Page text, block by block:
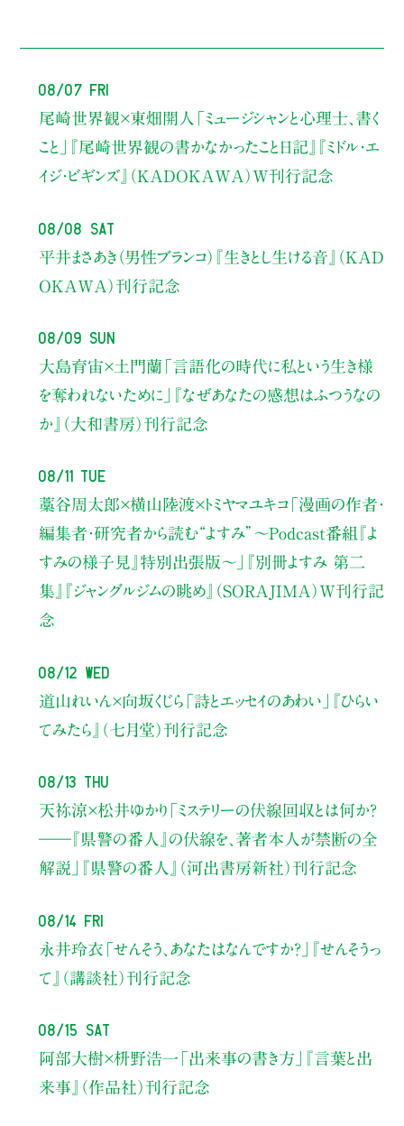
08/07 Fri
尾崎世界観×東畑開人
「ミュージシャンと心理士、書く
こと」
『尾崎世界観の書かなかったこと日記』『ミドル・エ
イジ・ビギンズ』（KADOKAWA）W刊行記念
08/08 Sat
平井まさあき（男性ブランコ） 『生きとし生ける音』（KAD
OKAWA）刊行記念
08/09 Sun
大島育宙×土門蘭 「言語化の時代に私という生き様
を奪われないために」
『なぜあなたの感想はふつうなの
か』（大和書房）刊行記念
08/11 Tue
藁谷周太郎×横山陸渡×トミヤマユキコ「漫画の作者・
編集者・研究者から読む“よすみ” 〜Podcast番組『よ
すみの様子見』特別出張版〜」
『別冊よすみ 第二
集』『ジャングルジムの眺め』（SORAJIMA）W刊行記
念
08/12 Wed
道山れいん×向坂くじら 「詩とエッセイのあわい」
『ひらい
てみたら』（七月堂）刊行記念
08/13 Thu
天祢涼×松井ゆかり 「ミステリーの伏線回収とは何か？
――『県警の番人』の伏線を、著者本人が禁断の全
解説」
『県警の番人』（河出書房新社）刊行記念
08/14 Fri
永井玲衣 「せんそう、あなたはなんですか？」
『せんそうっ
て』（講談社）刊行記念
08/15 Sat
阿部大樹×枡野浩一 「出来事の書き方」
『言葉と出
来事』（作品社）刊行記念